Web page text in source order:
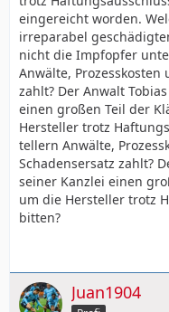
eingereicht worden.
irreparabel
nicht die Impfopfer
Anwälte,
zahlt? Der Anwalt
einen großen Teil der
Hersteller trotz
tellern Anwälte,
Schadensersatz zahlt?
seiner Kanzlei einen
um die Hersteller trotz
bitten?
Juan1904